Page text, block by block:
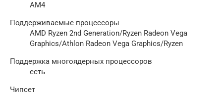
AM4
Поддерживаемые процессоры
AMD Ryzen 2nd Generation/Ryzen Radeon Vega
Graphics/Athlon Radeon Vega Graphics/Ryzen
Поддержка многоядерных процессоров
есть
Чипсет